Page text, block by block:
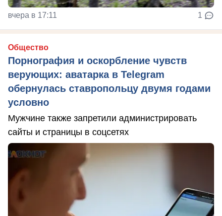
вчера в 17:11 1
Общество
Порнография и оскорбление чувств
верующих: аватарка в Telegram
обернулась ставропольцу двумя годами
условно
Мужчине также запретили администрировать
сайты и страницы в соцсетях